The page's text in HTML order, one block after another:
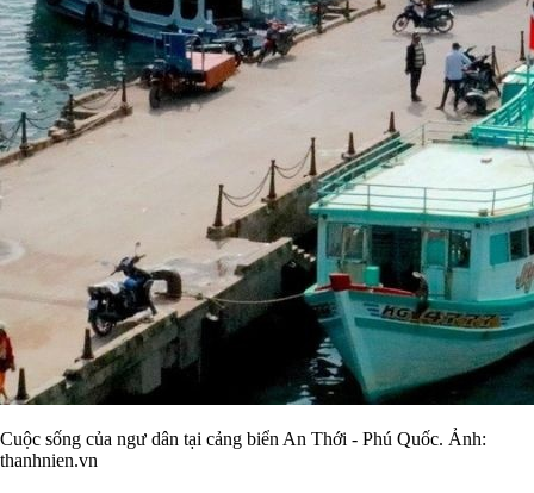
Cuộc sống của ngư dân tại cảng biển An Thới - Phú Quốc. Ảnh:
thanhnien.vn